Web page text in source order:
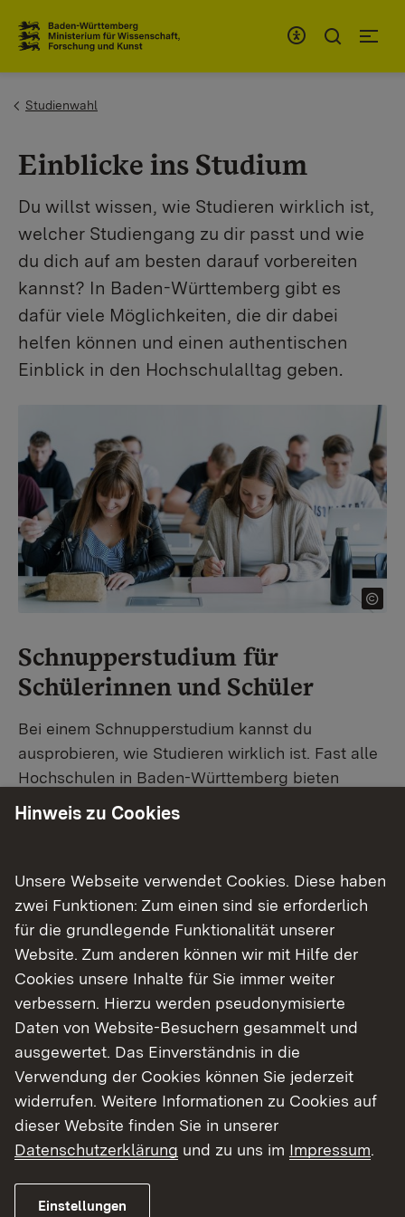
You are here:
Studienwahl
Einblicke ins Studium
Du willst wissen, wie Studieren wirklich ist,
welcher Studiengang zu dir passt und wie
du dich auf am besten darauf vorbereiten
kannst? In Baden-Württemberg gibt es
dafür viele Möglichkeiten, die dir dabei
helfen können und einen authentischen
Einblick in den Hochschulalltag geben.
Schnupperstudium für
Schülerinnen und Schüler
Bei einem Schnupperstudium kannst du
ausprobieren, wie Studieren wirklich ist. Fast alle
Hochschulen in Baden-Württemberg bieten
inzwischen Angebote speziell für Schülerinnen
und Schüler an. Egal ob Kurse oder kleine
ein bestimmtes Fach zu dir passt. Die
Dozentinnen und Dozenten wählen dafür echte
Lehrveranstaltungen aus, die gut geeignet sind,
um dir erste Fachinhalte näherzubringen und dir
den Spaß am wissenschaftlichen Arbeiten zu
vermitteln. Viele Hochschulen machen außerdem
Ferienkurse, damit du ganz entspannt einen
Eindruck vom Campus-Alltag bekommst.
Schau am besten direkt auf den Websites der
Hochschulen vorbei – dort findest du schnell
heraus, was sie aktuell anbieten.
Programm
Hinweis zu Cookies
Unsere Webseite verwendet Cookies. Diese haben
zwei Funktionen: Zum einen sind sie erforderlich
für die grundlegende Funktionalität unserer
Website. Zum anderen können wir mit Hilfe der
Cookies unsere Inhalte für Sie immer weiter
verbessern. Hierzu werden pseudonymisierte
Daten von Website-Besuchern gesammelt und
ausgewertet. Das Einverständnis in die
Verwendung der Cookies können Sie jederzeit
widerrufen. Weitere Informationen zu Cookies auf
dieser Website finden Sie in unserer
Datenschutzerklärung und zu uns im Impressum.
Einstellungen